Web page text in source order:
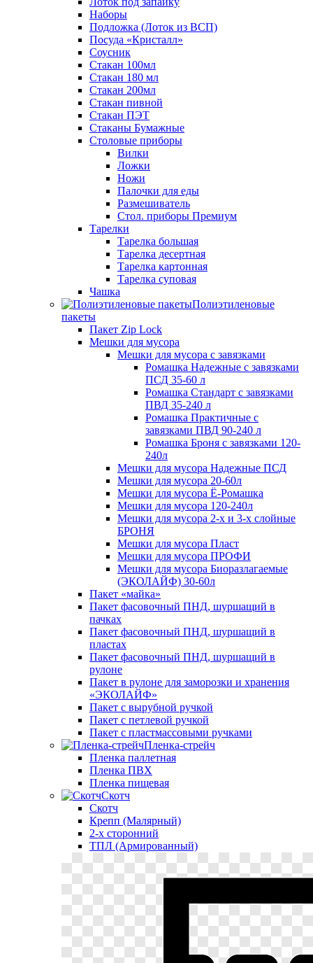
Наборы
Подложка (Лоток из ВСП)
Посуда «Кристалл»
Соусник
Стакан 100мл
Стакан 180 мл
Стакан 200мл
Стакан пивной
Стакан ПЭТ
Стаканы Бумажные
Столовые приборы
Вилки
Ложки
Ножи
Палочки для еды
Размешиватель
Стол. приборы Премиум
Тарелки
Тарелка большая
Тарелка десертная
Тарелка картонная
Тарелка суповая
Чашка
Полиэтиленовые
пакеты
Пакет Zip Lock
Мешки для мусора
Мешки для мусора с завязками
Ромашка Надежные с завязками
ПСД 35-60 л
Ромашка Стандарт с завязками
ПВД 35-240 л
Ромашка Практичные с
завязками ПВД 90-240 л
Ромашка Броня с завязками 120-
240л
Мешки для мусора Надежные ПСД
Мешки для мусора 20-60л
Мешки для мусора Ё-Ромашка
Мешки для мусора 120-240л
Мешки для мусора 2-х и 3-х слойные
БРОНЯ
Мешки для мусора Пласт
Мешки для мусора ПРОФИ
Мешки для мусора Биоразлагаемые
(ЭКОЛАЙФ) 30-60л
Пакет «майка»
Пакет фасовочный ПНД, шуршащий в
пачках
Пакет фасовочный ПНД, шуршащий в
пластах
Пакет фасовочный ПНД, шуршащий в
рулоне
Пакет в рулоне для заморозки и хранения
«ЭКОЛАЙФ»
Пакет с вырубной ручкой
Пакет с петлевой ручкой
Пакет с пластмассовыми ручками
Пленка-стрейч
Пленка паллетная
Пленка ПВХ
Пленка пищевая
Скотч
Скотч
Крепп (Малярный)
2-х сторонний
ТПЛ (Армированный)